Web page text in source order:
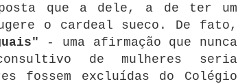
que a dele, a de ter um
o cardeal sueco. De fato,
- uma afirmação que nunca
de mulheres seria
fossem excluídas do Colégio